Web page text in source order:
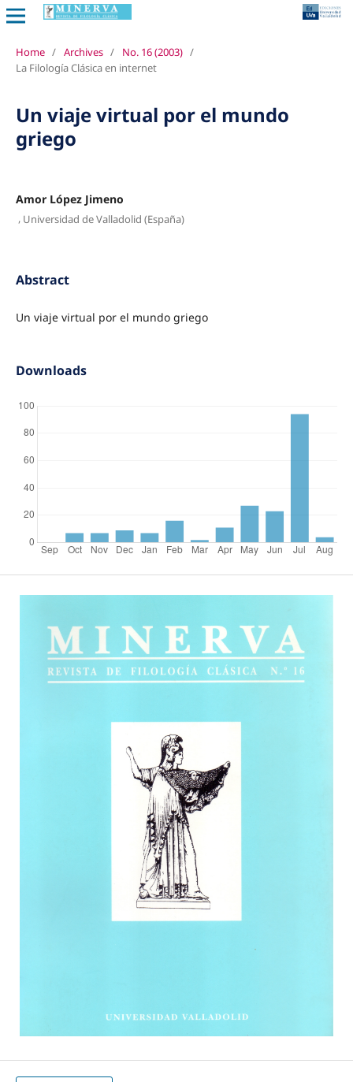
Home / Archives / No. 16 (2003) /
La Filología Clásica en internet
Un viaje virtual por el mundo
griego
Amor López Jimeno
, Universidad de Valladolid (España)
Abstract
Un viaje virtual por el mundo griego
Downloads